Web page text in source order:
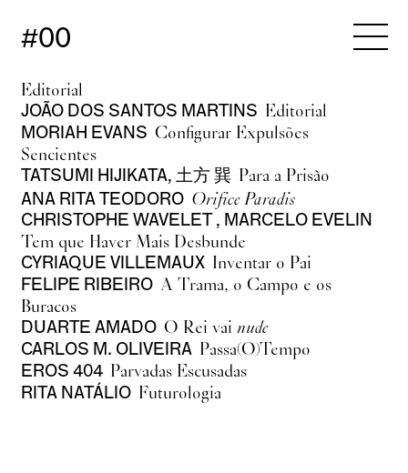
#00
Editorial
JOÃO DOS SANTOS MARTINS Editorial
MORIAH EVANS Configurar Expulsões
Sencientes
TATSUMI HIJIKATA, 土方 巽 Para a Prisão
ANA RITA TEODORO Orifice Paradis
CHRISTOPHE WAVELET , MARCELO EVELIN
Tem que Haver Mais Desbunde
CYRIAQUE VILLEMAUX Inventar o Pai
FELIPE RIBEIRO A Trama, o Campo e os
Buracos
DUARTE AMADO O Rei vai nude
CARLOS M. OLIVEIRA Passa(O)Tempo
EROS 404 Parvadas Escusadas
RITA NATÁLIO Futurologia